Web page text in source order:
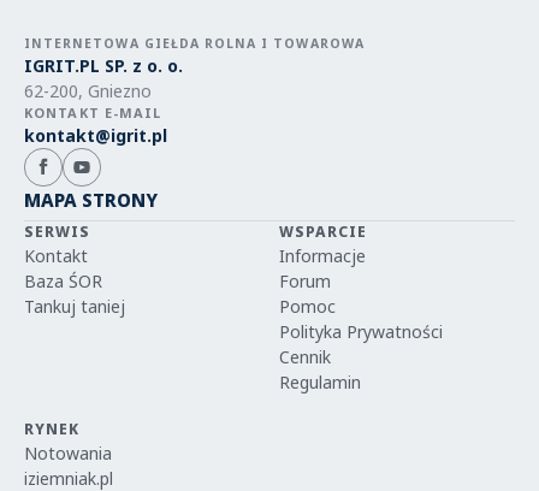
INTERNETOWA GIEŁDA ROLNA I TOWAROWA
IGRIT.PL SP. z o. o.
62-200, Gniezno
KONTAKT E-MAIL
kontakt@igrit.pl
MAPA STRONY
SERWIS
Kontakt
Baza ŚOR
Tankuj taniej
WSPARCIE
Informacje
Forum
Pomoc
Polityka Prywatności
Cennik
Regulamin
RYNEK
Notowania
iziemniak.pl